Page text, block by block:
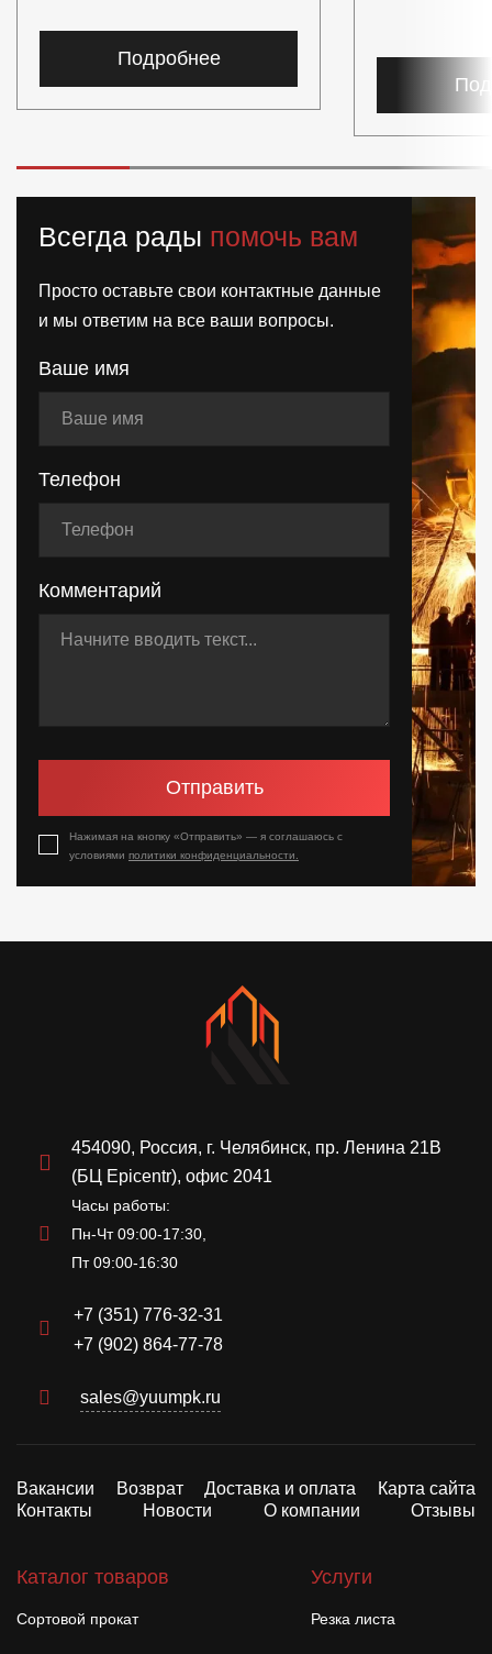
Подробнее
Всегда рады помочь вам
Просто оставьте свои контактные данные
и мы ответим на все ваши вопросы.
Ваше имя
Телефон
Комментарий
Отправить
Нажимая на кнопку «Отправить» — я соглашаюсь с
условиями политики конфиденциальности.
454090, Россия, г. Челябинск, пр. Ленина 21В
(БЦ Epicentr), офис 2041
Часы работы:
Пн-Чт 09:00-17:30,
Пт 09:00-16:30
+7 (351) 776-32-31
+7 (902) 864-77-78
sales@yuumpk.ru
Вакансии Возврат Доставка и оплата
Карта сайта
Контакты
Новости О компании Отзывы
Каталог товаров
Сортовой прокат
Услуги
Резка листа